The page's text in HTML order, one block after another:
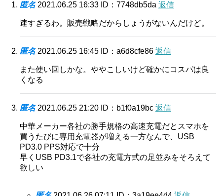
匿名 2021.06.25 16:33 ID：7748db5da 返信
速すぎるわ。販売戦略だからしょうがないんだけど。
匿名 2021.06.25 16:45 ID：a6d8cfe86 返信
また使い回しかな。ややこしいけど確かにコスパは良
くなる
匿名 2021.06.25 21:20 ID：b1f0a19bc 返信
中華メーカー各社の勝手規格の高速充電だとスマホを
買うたびに専用充電器が増える一方なんで、USB
PD3.0 PPS対応で十分
早くUSB PD3.1で各社の充電方式の足並みをそろえて
欲しい